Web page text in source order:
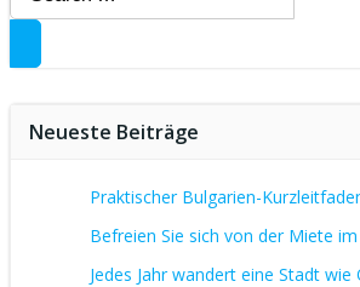
for:
Neueste Beiträge
Praktischer Bulgarien-
Befreien Sie sich von der Miete
Jedes Jahr wandert eine Stadt wie